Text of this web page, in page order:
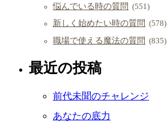
悩んでいる時の質問 (551)
新しく始めたい時の質問 (578)
職場で使える魔法の質問 (835)
最近の投稿
前代未聞のチャレンジ
あなたの底力